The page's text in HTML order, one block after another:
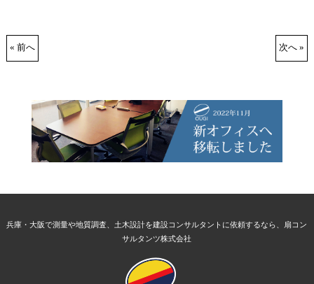
« 前へ 次へ »
兵庫・大阪で測量や地質調査、土木設計を建設コンサルタントに依頼するなら、扇コン
サルタンツ株式会社